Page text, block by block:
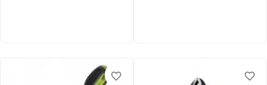
favorite_border
favorite_border favorite_border
favorite_border